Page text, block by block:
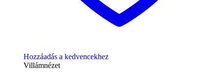
Hozzáadás a kedvencekhez
Villámnézet